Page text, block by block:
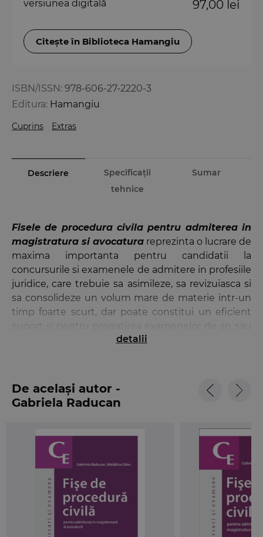
ISBN/ISSN: 978-606-27-2220-3
Editura: Hamangiu
Cuprins Extras
versiunea digitală 97,00 lei
Citește în Biblioteca Hamangiu
Descriere
Specificații
tehnice
Sumar
Fisele de procedura civila pentru admiterea in
magistratura si avocatura reprezinta o lucrare de
maxima importanta pentru candidatii la
concursurile si examenele de admitere in profesiile
juridice, care trebuie sa asimileze, sa revizuiasca si
sa consolideze un volum mare de materie intr-un
timp foarte scurt, dar poate constitui un eficient
a examenului de licenta. Tocmai de aceea,
exemple, aducand completari si clarificari
indispensabile, care faciliteaza intelegerea materiei
si asimilarea ei intr-un timp optim. Sunt analizate
institutiile dreptului procesual civil, fiind tratata cu
seriozitate tematica pentru concursurile de
admitere si definitivat in profesiile juridice.
La fiecare noua editie, autoarele au
revizuitsi
imbogatit
continutul, urmarind mereu o
sistematizare cat mai clara
, esentializarea si
actualizarea informatiei
complexe a procedurii
detalii
De același autor -
Gabriela Raducan